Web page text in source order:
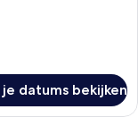
datums bekijken